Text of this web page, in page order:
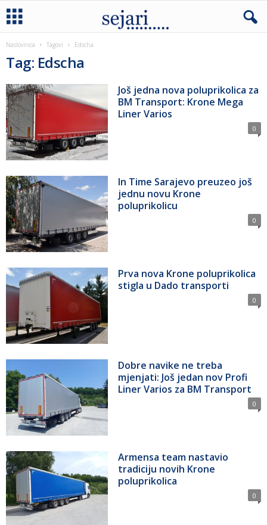
Naslovnica Tagovi Edscha
Tag: Edscha
Još jedna nova poluprikolica za
BM Transport: Krone Mega
Liner Varios
0
In Time Sarajevo preuzeo još
jednu novu Krone
poluprikolicu
0
Prva nova Krone poluprikolica
stigla u Dado transporti
0
Dobre navike ne treba
mjenjati: Još jedan nov Profi
Liner Varios za BM Transport
0
Armensa team nastavio
tradiciju novih Krone
poluprikolica
0